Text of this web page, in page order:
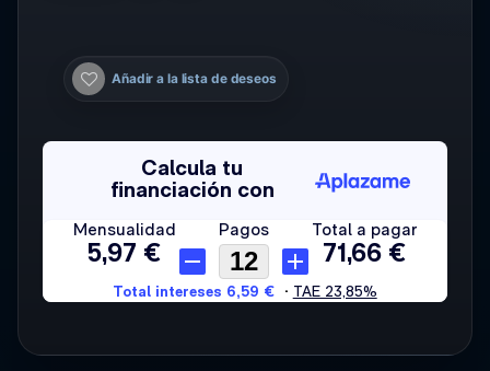
Añadir a la lista de deseos